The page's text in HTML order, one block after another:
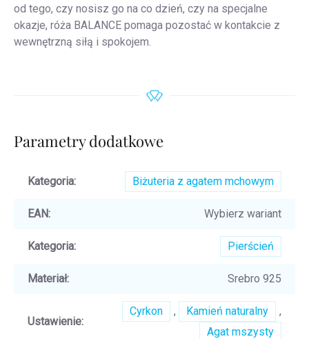
od tego, czy nosisz go na co dzień, czy na specjalne
okazje, róża BALANCE pomaga pozostać w kontakcie z
wewnętrzną siłą i spokojem.
Parametry dodatkowe
Kategoria: Biżuteria z agatem mchowym
EAN: Wybierz wariant
Kategoria: Pierścień
Materiał: Srebro 925
Ustawienie:
Cyrkon , Kamień naturalny
,
Agat mszysty